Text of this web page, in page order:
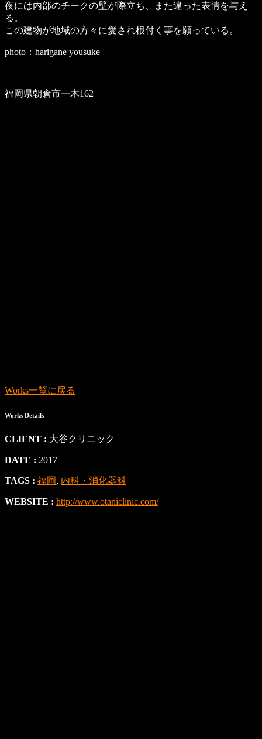
夜には内部のチークの壁が際立ち、また違った表情を与え
る。
この建物が地域の方々に愛され根付く事を願っている。
photo：harigane yousuke
福岡県朝倉市一木162
Works一覧に戻る
Works Details
CLIENT : 大谷クリニック
DATE : 2017
TAGS : 福岡, 内科・消化器科
WEBSITE : http://www.otaniclinic.com/